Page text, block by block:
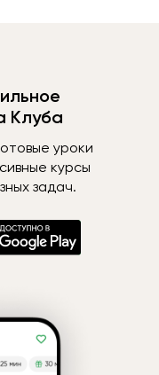
Клуба
уроки
курсы
задач.